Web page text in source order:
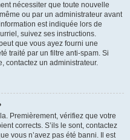
nécessiter que toute nouvelle
ou par un administrateur avant
est indiquée lors de
suivez ses instructions.
que vous ayez fourni une
traité par un filtre anti-spam. Si
contactez un administrateur.
Premièrement, vérifiez que votre
corrects. S’ils le sont, contactez
vous n’avez pas été banni. Il est